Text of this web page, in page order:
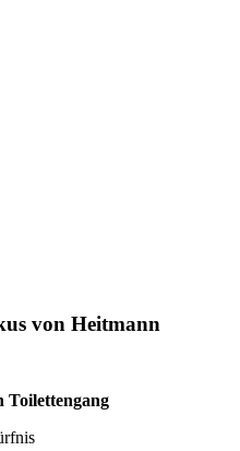
von Heitmann
Toilettengang